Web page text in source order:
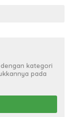
kategori
pada